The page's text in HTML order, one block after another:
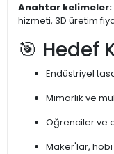
Anahtar kelimeler:
hizmeti, 3D üretim
🎯 Hedef
Endüstriyel
Mimarlık ve
Öğrenciler ve
Maker'lar,